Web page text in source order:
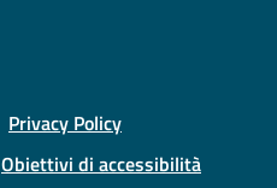
Privacy Policy
Obiettivi di accessibilità